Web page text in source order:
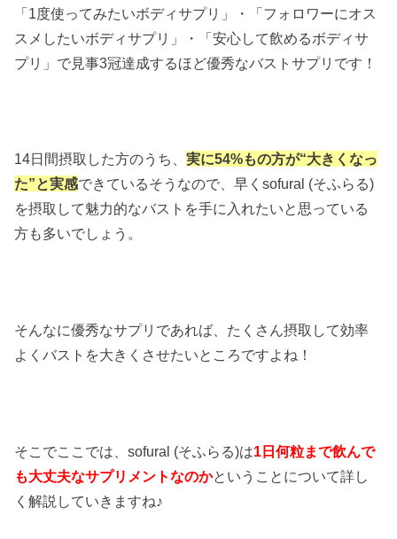
「1度使ってみたいボディサプリ」・「フォロワーにオス
スメしたいボディサプリ」・「安心して飲めるボディサ
プリ」で見事3冠達成するほど優秀なバストサプリです！
14日間摂取した方のうち、実に54%もの方が“大きくなっ
た”と実感できているそうなので、早くsofural (そふらる)
を摂取して魅力的なバストを手に入れたいと思っている
方も多いでしょう。
そんなに優秀なサプリであれば、たくさん摂取して効率
よくバストを大きくさせたいところですよね！
そこでここでは、sofural (そふらる)は1日何粒まで飲んで
も大丈夫なサプリメントなのかということについて詳し
く解説していきますね♪